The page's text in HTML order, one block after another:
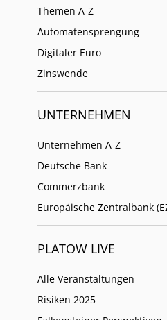
Themen A-Z
Automatensprengung
Digitaler Euro
Zinswende
UNTERNEHMEN
Unternehmen A-Z
Deutsche Bank
Commerzbank
Europäische Zentralbank
PLATOW LIVE
Alle Veranstaltungen
Risiken 2025